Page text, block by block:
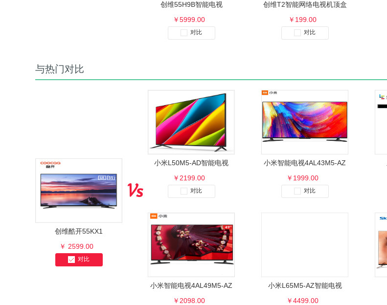
创维55H9B智能电视
￥5999.00
对比
创维T2智能网络电视机顶盒
￥199.00
对比
与热门对比
创维酷开55KX1
￥ 2599.00
对比
小米L50M5-AD智能电视
￥2199.00
对比
小米智能电视4AL43M5-AZ
￥1999.00
对比
小米智能电视4AL49M5-AZ
￥2098.00
小米L65M5-AZ智能电视
￥4499.00